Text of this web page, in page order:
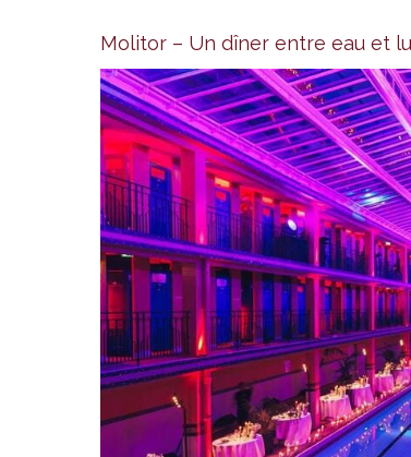
Molitor – Un dîner entre eau et